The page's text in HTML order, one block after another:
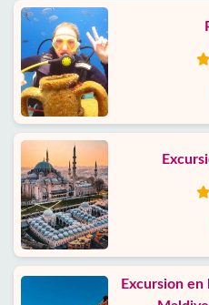
Excursion